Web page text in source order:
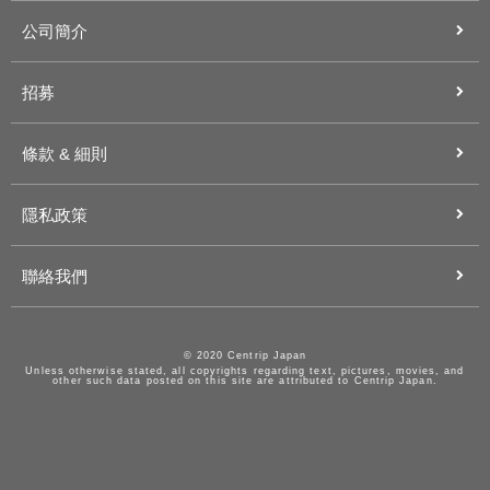
公司簡介
招募
條款 & 細則
隱私政策
聯絡我們
© 2020 Centrip Japan
Unless otherwise stated, all copyrights regarding text, pictures, movies, and
other such data posted on this site are attributed to Centrip Japan.